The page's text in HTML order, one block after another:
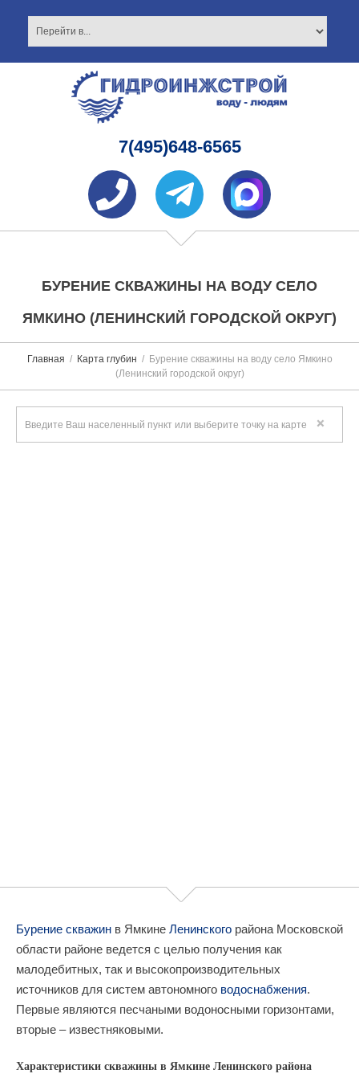
7(495)648-6565
БУРЕНИЕ СКВАЖИНЫ НА ВОДУ СЕЛО
ЯМКИНО (ЛЕНИНСКИЙ ГОРОДСКОЙ ОКРУГ)
Главная Карта глубин
Бурение скважины на воду село Ямкино
(Ленинский городской округ)
Бурение скважин в Ямкине Ленинского района Московской
области районе ведется с целью получения как
малодебитных, так и высокопроизводительных
источников для систем автономного водоснабжения.
Первые являются песчаными водоносными горизонтами,
вторые – известняковыми.
Характеристики скважины в Ямкине Ленинского района